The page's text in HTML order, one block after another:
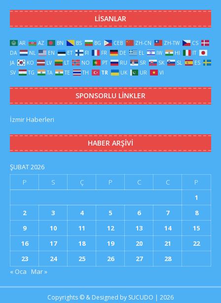
LISANLAR
AR AZ BN BS BG CEB ZH-CN ZH-TW
CS
DA
NL EN ET FI FR DE EL IW HI
IT
JA
KO LV LT NO PT RU SR SK SL
ES
SV
TG TA TE TH TR UK UR VI
SPONSORLU LINKLER
İzmir Haberleri
HABER ARŞIVI
ŞUBAT 2026
P
S Ç P C C
P
1
2
3 4 5 6 7
8
9
10 11 12 13 14
15
16
17 18 19 20 21
22
23
24 25 26 27
28
« Oca Mar »
Copyrights © & Designed by SUCUDO | 2026